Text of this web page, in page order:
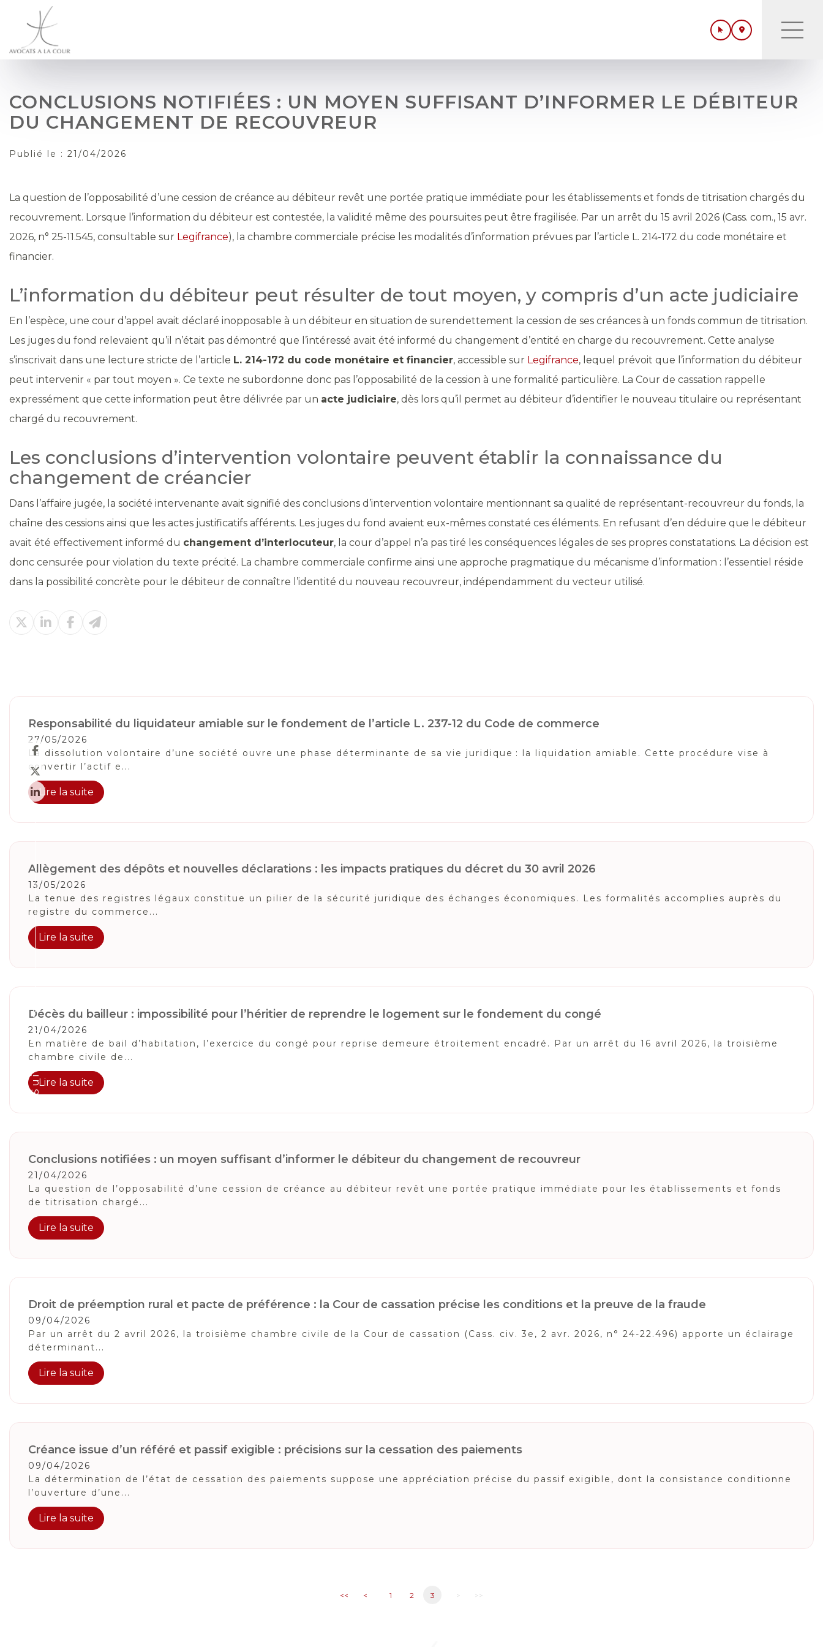
Suivez-Nous
CONCLUSIONS NOTIFIÉES : UN MOYEN SUFFISANT D’INFORMER LE DÉBITEUR
DU CHANGEMENT DE RECOUVREUR
Publié le : 21/04/2026
La question de l’opposabilité d’une cession de créance au débiteur revêt une portée pratique immédiate pour les établissements et fonds de titrisation chargés du
recouvrement. Lorsque l’information du débiteur est contestée, la validité même des poursuites peut être fragilisée. Par un arrêt du 15 avril 2026 (Cass. com., 15 avr.
2026, n° 25-11.545, consultable sur Legifrance), la chambre commerciale précise les modalités d’information prévues par l’article L. 214-172 du code monétaire et
financier.
L’information du débiteur peut résulter de tout moyen, y compris d’un acte judiciaire
En l’espèce, une cour d’appel avait déclaré inopposable à un débiteur en situation de surendettement la cession de ses créances à un fonds commun de titrisation.
Les juges du fond relevaient qu’il n’était pas démontré que l’intéressé avait été informé du changement d’entité en charge du recouvrement. Cette analyse
s’inscrivait dans une lecture stricte de l’article L. 214-172 du code monétaire et financier, accessible sur Legifrance, lequel prévoit que l’information du débiteur
peut intervenir « par tout moyen ». Ce texte ne subordonne donc pas l’opposabilité de la cession à une formalité particulière. La Cour de cassation rappelle
expressément que cette information peut être délivrée par un acte judiciaire, dès lors qu’il permet au débiteur d’identifier le nouveau titulaire ou représentant
chargé du recouvrement.
Les conclusions d’intervention volontaire peuvent établir la connaissance du
changement de créancier
Dans l’affaire jugée, la société intervenante avait signifié des conclusions d’intervention volontaire mentionnant sa qualité de représentant-recouvreur du fonds, la
chaîne des cessions ainsi que les actes justificatifs afférents. Les juges du fond avaient eux-mêmes constaté ces éléments. En refusant d’en déduire que le débiteur
avait été effectivement informé du changement d’interlocuteur, la cour d’appel n’a pas tiré les conséquences légales de ses propres constatations. La décision est
donc censurée pour violation du texte précité. La chambre commerciale confirme ainsi une approche pragmatique du mécanisme d’information : l’essentiel réside
dans la possibilité concrète pour le débiteur de connaître l’identité du nouveau recouvreur, indépendamment du vecteur utilisé.
Responsabilité du liquidateur amiable sur le fondement de l’article L. 237-12 du Code de commerce
27/05/2026
La dissolution volontaire d’une société ouvre une phase déterminante de sa vie juridique : la liquidation amiable. Cette procédure vise à
convertir l’actif e...
Lire la suite
Allègement des dépôts et nouvelles déclarations : les impacts pratiques du décret du 30 avril 2026
13/05/2026
La tenue des registres légaux constitue un pilier de la sécurité juridique des échanges économiques. Les formalités accomplies auprès du
registre du commerce...
Lire la suite
Décès du bailleur : impossibilité pour l’héritier de reprendre le logement sur le fondement du congé
21/04/2026
En matière de bail d’habitation, l’exercice du congé pour reprise demeure étroitement encadré. Par un arrêt du 16 avril 2026, la troisième
chambre civile de...
Lire la suite
Conclusions notifiées : un moyen suffisant d’informer le débiteur du changement de recouvreur
21/04/2026
La question de l’opposabilité d’une cession de créance au débiteur revêt une portée pratique immédiate pour les établissements et fonds
de titrisation chargé...
Lire la suite
Droit de préemption rural et pacte de préférence : la Cour de cassation précise les conditions et la preuve de la fraude
09/04/2026
Par un arrêt du 2 avril 2026, la troisième chambre civile de la Cour de cassation (Cass. civ. 3e, 2 avr. 2026, n° 24-22.496) apporte un éclairage
déterminant...
Lire la suite
Créance issue d’un référé et passif exigible : précisions sur la cessation des paiements
09/04/2026
La détermination de l’état de cessation des paiements suppose une appréciation précise du passif exigible, dont la consistance conditionne
l’ouverture d’une...
Lire la suite
<< < 1 2 3